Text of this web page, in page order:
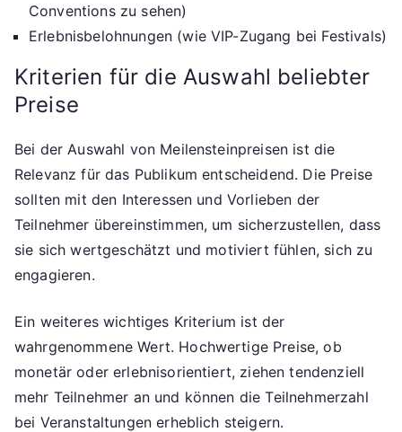
Conventions zu sehen)
Erlebnisbelohnungen (wie VIP-Zugang bei Festivals)
Kriterien für die Auswahl beliebter
Preise
Bei der Auswahl von Meilensteinpreisen ist die
Relevanz für das Publikum entscheidend. Die Preise
sollten mit den Interessen und Vorlieben der
Teilnehmer übereinstimmen, um sicherzustellen, dass
sie sich wertgeschätzt und motiviert fühlen, sich zu
engagieren.
Ein weiteres wichtiges Kriterium ist der
wahrgenommene Wert. Hochwertige Preise, ob
monetär oder erlebnisorientiert, ziehen tendenziell
mehr Teilnehmer an und können die Teilnehmerzahl
bei Veranstaltungen erheblich steigern.